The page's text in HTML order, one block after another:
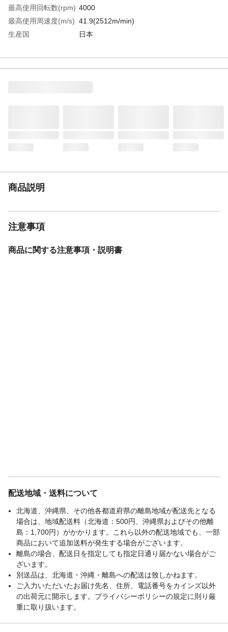
最高使用回転数(rpm) 4000
最高使用周速度(m/s) 41.9(2512m/min)
生産国
日本
商品説明
注意事項
商品に関する注意事項・説明書
配送地域・送料について
北海道、沖縄県、その他各都道府県の離島地域が配送先となる
場合は、地域配送料（北海道：500円、沖縄県およびその他離
島：1,700円）がかかります。これら以外の配送地域でも、一部
商品において追加送料が発生する場合がございます。
離島の場合、配送日を指定しても指定日通り届かない場合がご
ざいます。
別送品は、北海道・沖縄・離島への配送は致しかねます。
ご入力いただいたお届け先名、住所、電話番号をカインズ以外
の出荷元に開示します。プライバシーポリシーの規定に則り厳
重に取り扱います。